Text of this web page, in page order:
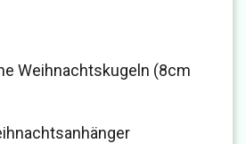
Weihnachtskugeln (8cm